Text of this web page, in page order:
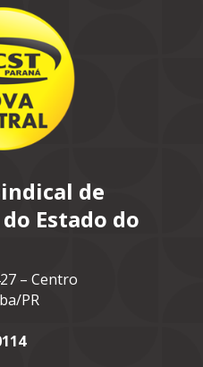
de
Estado do
– Centro
PR